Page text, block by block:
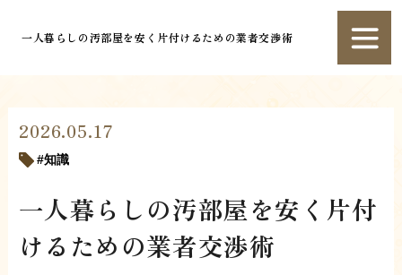
一人暮らしの汚部屋を安く片付けるための業者交渉術
2026.05.17
知識
一人暮らしの汚部屋を安く片付
けるための業者交渉術